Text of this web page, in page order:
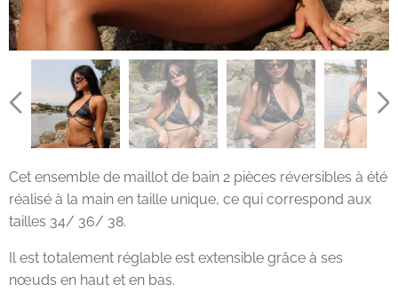
Cet ensemble de maillot de bain 2 pièces réversibles à été
réalisé à la main en taille unique, ce qui correspond aux
tailles 34/ 36/ 38.
Il est totalement réglable est extensible grâce à ses
nœuds en haut et en bas.